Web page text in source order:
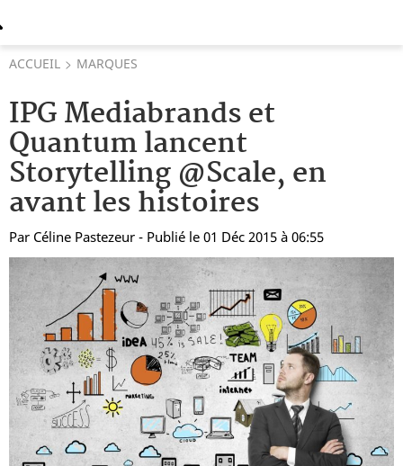
ACCUEIL MARQUES
IPG Mediabrands et
Quantum lancent
Storytelling @Scale, en
avant les histoires
Par Céline Pastezeur - Publié le 01 Déc 2015 à 06:55